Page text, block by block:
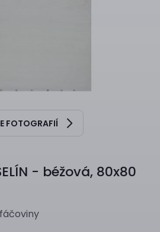
FOTOGRAFIÍ
- béžová, 80x80